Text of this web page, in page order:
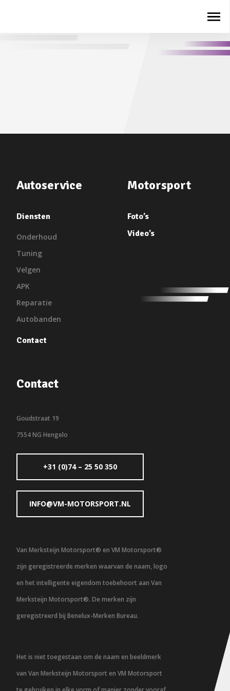
Autoservice
Diensten
Onderhoud
Tuning
Velgen
APK
Reparatie
Autobanden
Contact
Motorsport
Foto’s
Video’s
Contact
Goudstraat 19
7554 NG Hengelo
+31 (0)74 – 25 50 350
INFO@VM-MOTORSPORT.NL
Van Merksteijn Motorsport® en VM Motorsport®
zijn geregistreerde merken waarvan de naam, logo
en het intelligente eigendom toebehoort aan Van
Merksteijn Motorsport®. De merken zijn
geregistreerd bij Benelux-Merken Bureau.
Het is niet toegestaan om de naam en beeldmerk
van Van Merksteijn Motorsport en VM Motorsport